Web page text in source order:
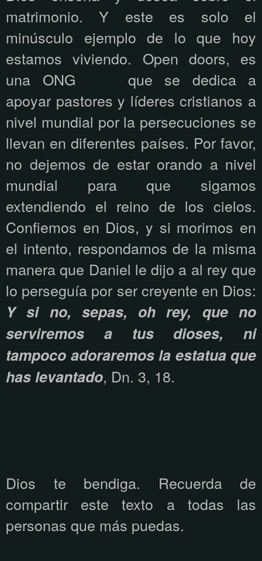
matrimonio. Y este es solo el
minúsculo ejemplo de lo que hoy
estamos viviendo. Open doors, es
una ONG
que se dedica a
apoyar pastores y líderes cristianos a
nivel mundial por la persecuciones se
llevan en diferentes países. Por favor,
no dejemos de estar orando a nivel
mundial para que sigamos
extendiendo el reino de los cielos.
Confiemos en Dios, y si morimos en
el intento, respondamos de la misma
manera que Daniel le dijo a al rey que
lo perseguía por ser creyente en Dios:
Y si no, sepas, oh rey, que no
serviremos a tus dioses, ni
tampoco adoraremos la estatua que
has levantado, Dn. 3, 18.
Dios te bendiga. Recuerda de
compartir este texto a todas las
personas que más puedas.